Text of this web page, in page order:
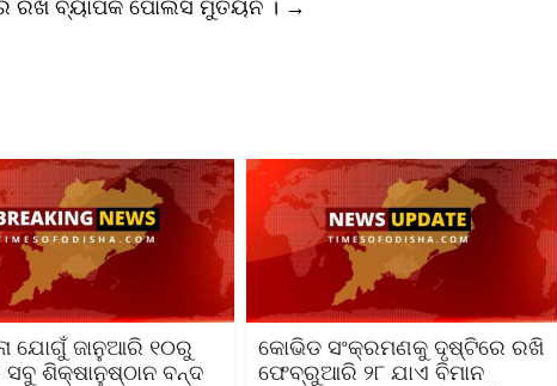
ରଖି ବ୍ୟାପକ ପୋଲିସ ମୁତୟନ । →
ଯୋଗୁଁ ଜାନୁଆରି ୧୦ରୁ
ସବୁ ଶିକ୍ଷାନୁଷ୍ଠାନ ବନ୍ଦ
କୋଭିଡ ସଂକ୍ରମଣକୁ ଦୃଷ୍ଟିରେ ରଖି
ଫେବ୍ରୁଆରି ୨୮ ଯାଏ ବିମାନ